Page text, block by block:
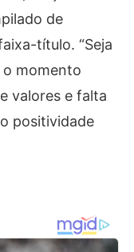
de
título. “Seja
o momento
valores e falta
positividade